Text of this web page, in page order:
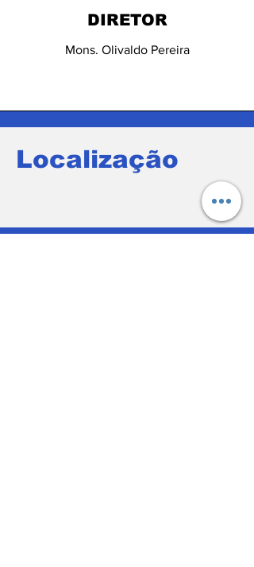
DIRETOR
Mons. Olivaldo Pereira
Localização